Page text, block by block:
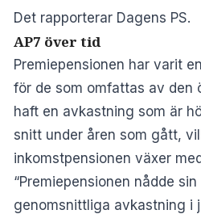
Det rapporterar Dagens PS.
AP7 över tid
Premiepensionen har varit
för de som omfattas av den
haft en avkastning som är
snitt under åren som gått,
inkomstpensionen växer
“Premiepensionen nådde
genomsnittliga avkastning i